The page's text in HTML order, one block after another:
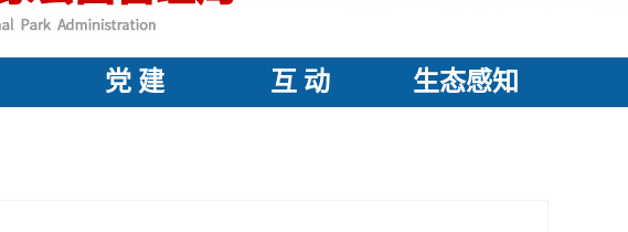
党 建 互 动 生态感知